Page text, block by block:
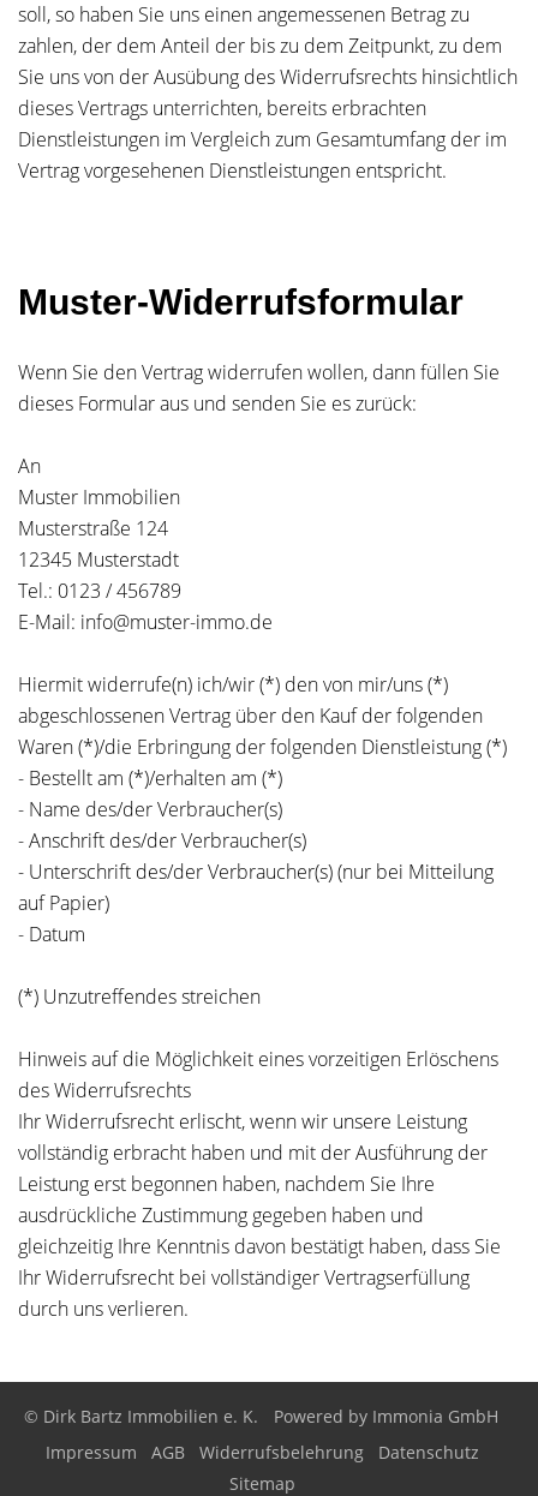
soll, so haben Sie uns einen angemessenen Betrag zu
zahlen, der dem Anteil der bis zu dem Zeitpunkt, zu dem
Sie uns von der Ausübung des Widerrufsrechts hinsichtlich
dieses Vertrags unterrichten, bereits erbrachten
Dienstleistungen im Vergleich zum Gesamtumfang der im
Vertrag vorgesehenen Dienstleistungen entspricht.
Muster-Widerrufsformular
Wenn Sie den Vertrag widerrufen wollen, dann füllen Sie
dieses Formular aus und senden Sie es zurück:
An
Muster Immobilien
Musterstraße 124
12345 Musterstadt
Tel.: 0123 / 456789
E-Mail: info@muster-immo.de
Hiermit widerrufe(n) ich/wir (*) den von mir/uns (*)
abgeschlossenen Vertrag über den Kauf der folgenden
Waren (*)/die Erbringung der folgenden Dienstleistung (*)
- Bestellt am (*)/erhalten am (*)
- Name des/der Verbraucher(s)
- Anschrift des/der Verbraucher(s)
- Unterschrift des/der Verbraucher(s) (nur bei Mitteilung
auf Papier)
- Datum
(*) Unzutreffendes streichen
Hinweis auf die Möglichkeit eines vorzeitigen Erlöschens
des Widerrufsrechts
Ihr Widerrufsrecht erlischt, wenn wir unsere Leistung
vollständig erbracht haben und mit der Ausführung der
Leistung erst begonnen haben, nachdem Sie Ihre
ausdrückliche Zustimmung gegeben haben und
gleichzeitig Ihre Kenntnis davon bestätigt haben, dass Sie
Ihr Widerrufsrecht bei vollständiger Vertragserfüllung
durch uns verlieren.
© Dirk Bartz Immobilien e. K. Powered by Immonia GmbH
Impressum
AGB Widerrufsbelehrung
Datenschutz
Sitemap